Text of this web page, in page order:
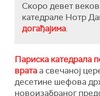
Скоро девет
катедрале Нотр
догађајима.
Париска катедрала
врата а свечаној
десетине шефова
новоизабраног